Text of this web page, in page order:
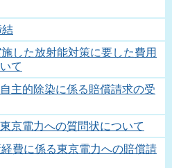
結
した放射能対策に要した費用
て
主的除染に係る賠償請求の受
京電力への質問状について
費に係る東京電力への賠償請